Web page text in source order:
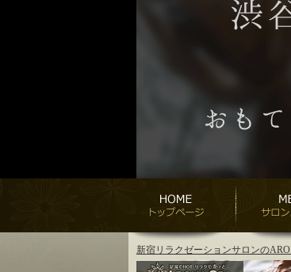
新宿リラクゼーションサロンの